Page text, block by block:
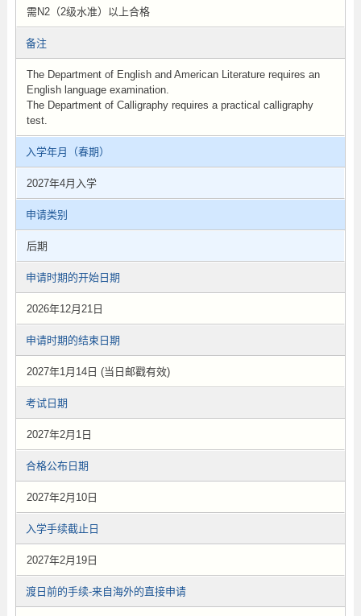
需N2（2级水准）以上合格
备注
The Department of English and American Literature requires an
English language examination.
The Department of Calligraphy requires a practical calligraphy
test.
入学年月（春期）
2027年4月入学
申请类别
后期
申请时期的开始日期
2026年12月21日
申请时期的结束日期
2027年1月14日 (当日邮戳有效)
考试日期
2027年2月1日
合格公布日期
2027年2月10日
入学手续截止日
2027年2月19日
渡日前的手续-来自海外的直接申请